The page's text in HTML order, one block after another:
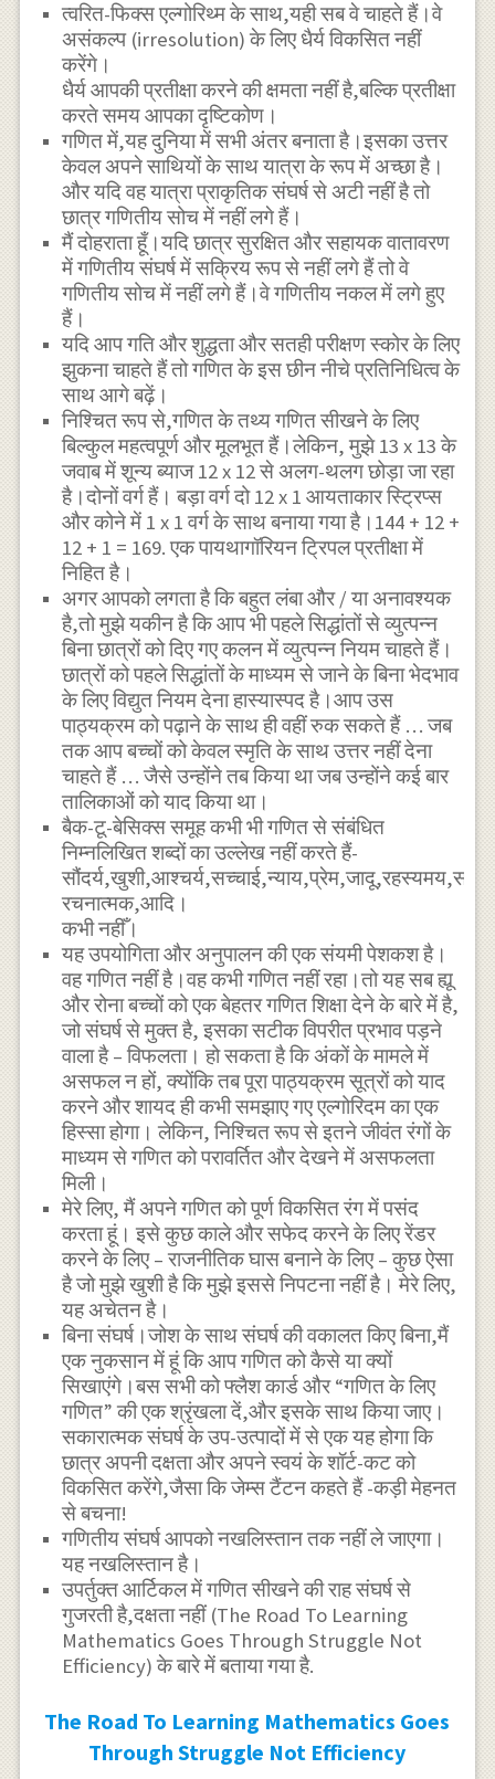
त्वरित-फिक्स एल्गोरिथ्म के साथ,यही सब वे चाहते हैं।वे
असंकल्प (irresolution) के लिए धैर्य विकसित नहीं
करेंगे।
धैर्य आपकी प्रतीक्षा करने की क्षमता नहीं है,बल्कि प्रतीक्षा
करते समय आपका दृष्टिकोण।
गणित में,यह दुनिया में सभी अंतर बनाता है।इसका उत्तर
केवल अपने साथियों के साथ यात्रा के रूप में अच्छा है।
और यदि वह यात्रा प्राकृतिक संघर्ष से अटी नहीं है तो
छात्र गणितीय सोच में नहीं लगे हैं।
मैं दोहराता हूँ।यदि छात्र सुरक्षित और सहायक वातावरण
में गणितीय संघर्ष में सक्रिय रूप से नहीं लगे हैं तो वे
गणितीय सोच में नहीं लगे हैं।वे गणितीय नकल में लगे हुए
हैं।
यदि आप गति और शुद्धता और सतही परीक्षण स्कोर के लिए
झुकना चाहते हैं तो गणित के इस छीन नीचे प्रतिनिधित्व के
साथ आगे बढ़ें।
निश्चित रूप से,गणित के तथ्य गणित सीखने के लिए
बिल्कुल महत्वपूर्ण और मूलभूत हैं।लेकिन, मुझे 13 x 13 के
जवाब में शून्य ब्याज 12 x 12 से अलग-थलग छोड़ा जा रहा
है।दोनों वर्ग हैं। बड़ा वर्ग दो 12 x 1 आयताकार स्ट्रिप्स
और कोने में 1 x 1 वर्ग के साथ बनाया गया है।144 + 12 +
12 + 1 = 169. एक पायथागॉरियन ट्रिपल प्रतीक्षा में
निहित है।
अगर आपको लगता है कि बहुत लंबा और / या अनावश्यक
है,तो मुझे यकीन है कि आप भी पहले सिद्धांतों से व्युत्पन्न
बिना छात्रों को दिए गए कलन में व्युत्पन्न नियम चाहते हैं।
छात्रों को पहले सिद्धांतों के माध्यम से जाने के बिना भेदभाव
के लिए विद्युत नियम देना हास्यास्पद है।आप उस
पाठ्यक्रम को पढ़ाने के साथ ही वहीं रुक सकते हैं … जब
तक आप बच्चों को केवल स्मृति के साथ उत्तर नहीं देना
चाहते हैं … जैसे उन्होंने तब किया था जब उन्होंने कई बार
तालिकाओं को याद किया था।
बैक-टू-बेसिक्स समूह कभी भी गणित से संबंधित
निम्नलिखित शब्दों का उल्लेख नहीं करते हैं‌‌-
रचनात्मक,आदि।
कभी नहीँ।
यह उपयोगिता और अनुपालन की एक संयमी पेशकश है।
वह गणित नहीं है।वह कभी गणित नहीं रहा।तो यह सब ह्यू
और रोना बच्चों को एक बेहतर गणित शिक्षा देने के बारे में है,
जो संघर्ष से मुक्त है, इसका सटीक विपरीत प्रभाव पड़ने
वाला है – विफलता। हो सकता है कि अंकों के मामले में
असफल न हों, क्योंकि तब पूरा पाठ्यक्रम सूत्रों को याद
करने और शायद ही कभी समझाए गए एल्गोरिदम का एक
हिस्सा होगा। लेकिन, निश्चित रूप से इतने जीवंत रंगों के
माध्यम से गणित को परावर्तित और देखने में असफलता
मिली।
मेरे लिए, मैं अपने गणित को पूर्ण विकसित रंग में पसंद
करता हूं। इसे कुछ काले और सफेद करने के लिए रेंडर
करने के लिए – राजनीतिक घास बनाने के लिए – कुछ ऐसा
है जो मुझे खुशी है कि मुझे इससे निपटना नहीं है। मेरे लिए,
यह अचेतन है।
बिना संघर्ष।जोश के साथ संघर्ष की वकालत किए बिना,मैं
एक नुकसान में हूं कि आप गणित को कैसे या क्यों
सिखाएंगे।बस सभी को फ्लैश कार्ड और “गणित के लिए
गणित” की एक श्रृंखला दें,और इसके साथ किया जाए।
सकारात्मक संघर्ष के उप-उत्पादों में से एक यह होगा कि
छात्र अपनी दक्षता और अपने स्वयं के शॉर्ट-कट को
विकसित करेंगे,जैसा कि जेम्स टैंटन कहते हैं -कड़ी मेहनत
से बचना!
गणितीय संघर्ष आपको नखलिस्तान तक नहीं ले जाएगा।
यह नखलिस्तान है।
उपर्तुक्त आर्टिकल में गणित सीखने की राह संघर्ष से
गुजरती है,दक्षता नहीं (The Road To Learning
Mathematics Goes Through Struggle Not
Efficiency) के बारे में बताया गया है.
The Road To Learning Mathematics Goes
Through Struggle Not Efficiency